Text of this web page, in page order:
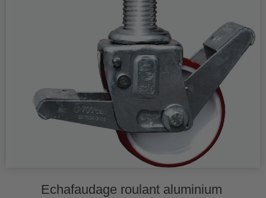
Echafaudage roulant aluminium